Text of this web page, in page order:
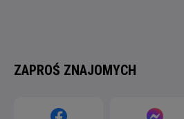
ZAPROŚ ZNAJOMYCH